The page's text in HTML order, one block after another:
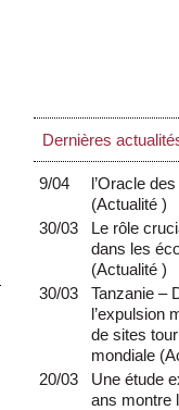
Dernières
9/04
l’Oracle
(Actualité)
30/03
Le rôle
dans les
(Actualité)
30/03
Tanzanie –
l’expulsion
de sites
mondiale (
20/03
Une étude
ans montre